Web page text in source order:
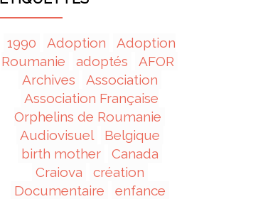
1990 Adoption
Adoption
Roumanie
adoptés
AFOR
Archives
Association
Association Française
Orphelins de Roumanie
Audiovisuel
Belgique
birth mother
Canada
Craiova
création
Documentaire
enfance